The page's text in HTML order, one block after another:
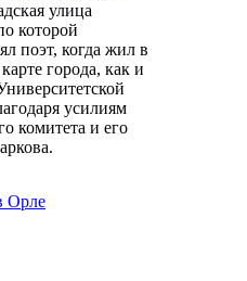
улица
которой
поэт, когда жил в
города, как и
усилиям
комитета и его